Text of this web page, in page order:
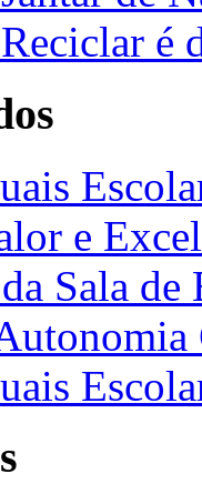
é
e
Sala de